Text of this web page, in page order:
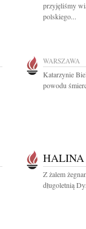
przyjęliśmy
polskiego...
WARSZAWA
Katarzynie
powodu
Z żalem
długoletnią